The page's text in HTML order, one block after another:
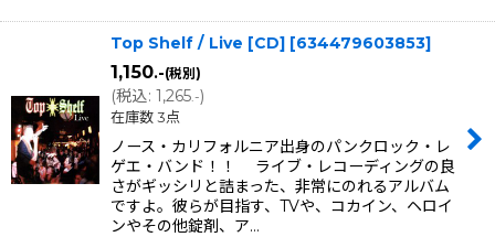
Top Shelf / Live [CD] [634479603853]
1,150.-(税別)
(税込: 1,265 .-)
在庫数 3点
ノース・カリフォルニア出身のパンクロック・レ
ゲエ・バンド！！ ライブ・レコーディングの良
さがギッシリと詰まった、非常にのれるアルバム
ですよ。彼らが目指す、TVや、コカイン、ヘロイ
ンやその他錠剤、ア…